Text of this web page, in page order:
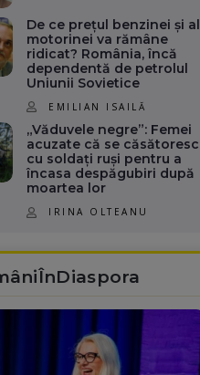
De ce prețul benzinei și al
motorinei va rămâne
ridicat? România, încă
dependentă de petrolul
Uniunii Sovietice
EMILIAN ISAILĂ
„Văduvele negre”: Femei
acuzate că se căsătoresc
cu soldați ruși pentru a
încasa despăgubiri după
moartea lor
IRINA OLTEANU